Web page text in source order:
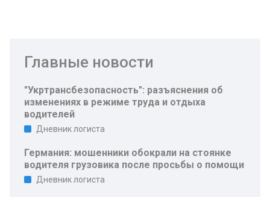
Главные новости
"Укртрансбезопасность": разъяснения об
изменениях в режиме труда и отдыха
водителей
Дневник логиста
Германия: мошенники обокрали на стоянке
водителя грузовика после просьбы о помощи
Дневник логиста